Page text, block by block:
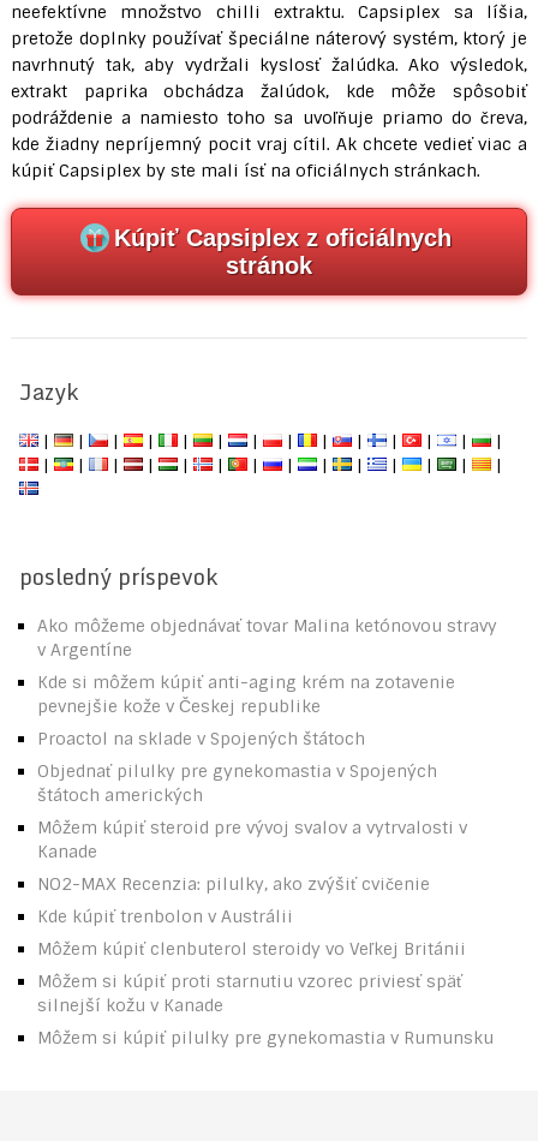
neefektívne množstvo chilli extraktu. Capsiplex sa líšia,
pretože doplnky používať špeciálne náterový systém, ktorý je
navrhnutý tak, aby vydržali kyslosť žalúdka. Ako výsledok,
extrakt paprika obchádza žalúdok, kde môže spôsobiť
podráždenie a namiesto toho sa uvoľňuje priamo do čreva,
kde žiadny nepríjemný pocit vraj cítil. Ak chcete vedieť viac a
kúpiť Capsiplex by ste mali ísť na oficiálnych stránkach.
Kúpiť Capsiplex z oficiálnych
stránok
Jazyk
| | | | | | | | | | | | |
|
|
| | | | | | | | | | | | |
posledný príspevok
Ako môžeme objednávať tovar Malina ketónovou stravy
v Argentíne
Kde si môžem kúpiť anti-aging krém na zotavenie
pevnejšie kože v Českej republike
Proactol na sklade v Spojených štátoch
Objednať pilulky pre gynekomastia v Spojených
štátoch amerických
Môžem kúpiť steroid pre vývoj svalov a vytrvalosti v
Kanade
NO2-MAX Recenzia: pilulky, ako zvýšiť cvičenie
Kde kúpiť trenbolon v Austrálii
Môžem kúpiť clenbuterol steroidy vo Veľkej Británii
Môžem si kúpiť proti starnutiu vzorec priviesť späť
silnejší kožu v Kanade
Môžem si kúpiť pilulky pre gynekomastia v Rumunsku